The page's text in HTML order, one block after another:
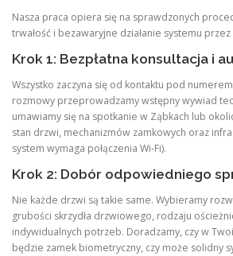
Nasza praca opiera się na sprawdzonych
trwałość i bezawaryjne działanie systemu przez
Krok 1: Bezpłatna konsultacja i
Wszystko zaczyna się od kontaktu pod numerem
rozmowy przeprowadzamy wstępny wywiad
umawiamy się na spotkanie w Ząbkach lub
stan drzwi, mechanizmów zamkowych oraz
system wymaga połączenia Wi-Fi).
Krok 2: Dobór odpowiedniego
Nie każde drzwi są takie same. Wybieramy
grubości skrzydła drzwiowego, rodzaju
indywidualnych potrzeb. Doradzamy, czy w
będzie zamek biometryczny, czy może solidny